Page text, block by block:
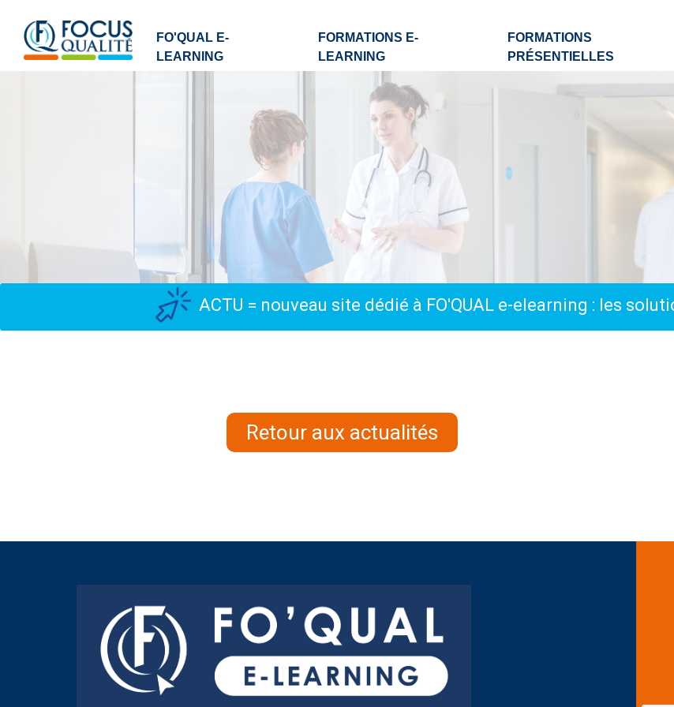
FO'QUAL E-
LEARNING
FORMATIONS E-
LEARNING
FORMATIONS
PRÉSENTIELLES
ACTU = nouveau site dédié à FO'QUAL e-elearning : les
Retour aux actualités